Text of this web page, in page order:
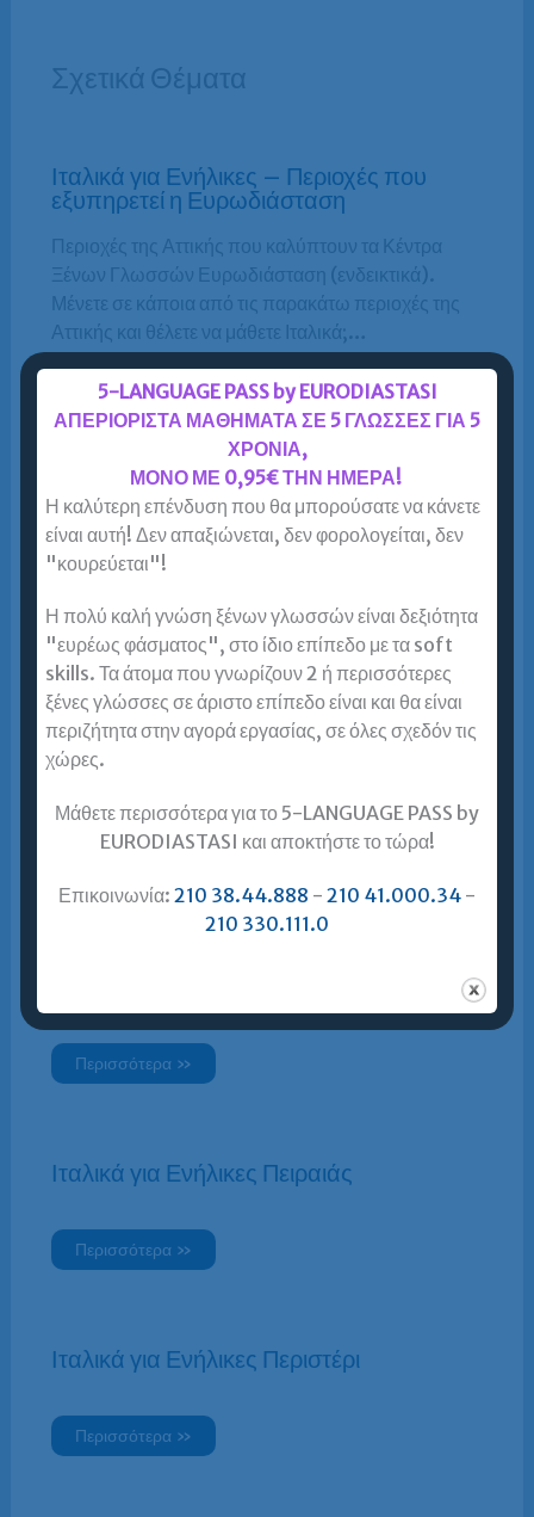
Σχετικά Θέματα
Ιταλικά για Ενήλικες – Περιοχές που
εξυπηρετεί η Ευρωδιάσταση
Περιοχές της Αττικής που καλύπτουν τα Κέντρα
Ξένων Γλωσσών Ευρωδιάσταση (ενδεικτικά).
Μένετε σε κάποια από τις παρακάτω περιοχές της
Αττικής και θέλετε να μάθετε Ιταλικά;…
Περισσότερα »
Ιταλικά για Ενήλικες Αιγάλεω
Ιταλικά για ενήλικες Αιγάλεω = Ευρωδιάσταση!
Μένω στο Αιγάλεω και χρειάζομαι πιστοποίηση
Ιταλικών για το ΑΣΕΠ. Είναι η Ευρωδιάσταση η
καλύτερη επιλογή για εμένα; …
Περισσότερα »
Ιταλικά για Ενήλικες Ζωγράφου
Περισσότερα »
Ιταλικά για Ενήλικες Πειραιάς
Περισσότερα »
Ιταλικά για Ενήλικες Περιστέρι
Περισσότερα »
5-LANGUAGE PASS by EURODIASTASI
ΑΠΕΡΙΟΡΙΣΤΑ ΜΑΘΗΜΑΤΑ ΣΕ 5 ΓΛΩΣΣΕΣ ΓΙΑ 5
ΧΡΟΝΙΑ,
ΜΟΝΟ ΜΕ 0,95€ ΤΗΝ ΗΜΕΡΑ!
Η καλύτερη επένδυση που θα μπορούσατε να κάνετε
είναι αυτή! Δεν απαξιώνεται, δεν φορολογείται, δεν
"κουρεύεται"!
Η πολύ καλή γνώση ξένων γλωσσών είναι δεξιότητα
"ευρέως φάσματος", στο ίδιο επίπεδο με τα soft
skills. Τα άτομα που γνωρίζουν 2 ή περισσότερες
ξένες γλώσσες σε άριστο επίπεδο είναι και θα είναι
περιζήτητα στην αγορά εργασίας, σε όλες σχεδόν τις
χώρες.
Μάθετε περισσότερα για το 5-LANGUAGE PASS by
EURODIASTASI και αποκτήστε το τώρα!
Επικοινωνία: 210 38.44.888 - 210 41.000.34 -
210 330.111.0